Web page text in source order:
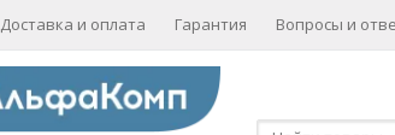
Доставка и оплата Гарантия Вопросы и